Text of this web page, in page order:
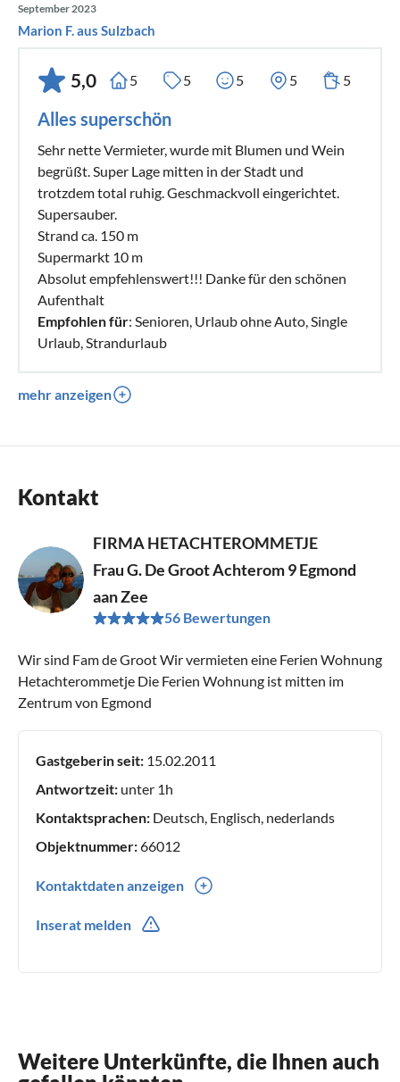
September 2023
Marion F. aus Sulzbach
5,0 5 5 5 5 5
Alles superschön
Sehr nette Vermieter, wurde mit Blumen und Wein
begrüßt. Super Lage mitten in der Stadt und
trotzdem total ruhig. Geschmackvoll eingerichtet.
Supersauber.
Strand ca. 150 m
Supermarkt 10 m
Absolut empfehlenswert!!! Danke für den schönen
Aufenthalt
Empfohlen für: Senioren, Urlaub ohne Auto, Single
Urlaub, Strandurlaub
mehr anzeigen
Kontakt
FIRMA HETACHTEROMMETJE
Frau G. De Groot Achterom 9 Egmond
aan Zee
56 Bewertungen
Wir sind Fam de Groot Wir vermieten eine Ferien Wohnung
Hetachterommetje Die Ferien Wohnung ist mitten im
Zentrum von Egmond
Gastgeberin seit: 15.02.2011
Antwortzeit: unter 1h
Kontaktsprachen: Deutsch, Englisch, nederlands
Objektnummer:66012
Kontaktdaten anzeigen
Inserat melden
Weitere Unterkünfte, die Ihnen auch